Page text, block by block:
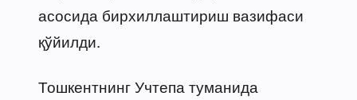
асосида бирхиллаштириш вазифаси
қўйилди.
Тошкентнинг Учтепа туманида